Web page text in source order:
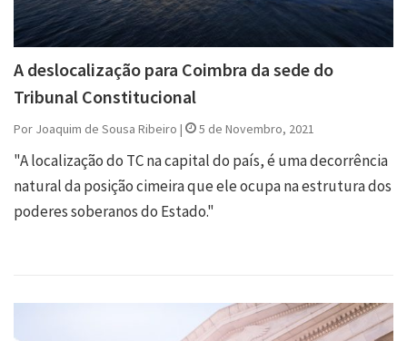
A deslocalização para Coimbra da sede do
Tribunal Constitucional
Por Joaquim de Sousa Ribeiro | 5 de Novembro, 2021
"A localização do TC na capital do país, é uma decorrência
natural da posição cimeira que ele ocupa na estrutura dos
poderes soberanos do Estado."